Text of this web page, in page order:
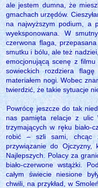
ale jestem dumna, że
gmachach urzędów.
na najwyższym podium, a
wyeksponowana. W
czerwona flaga,
smutku i bólu, ale też
emocjonującą scenę z filmu
sowieckich rozdziera
materiałem nogi. Wobec
twierdzić, że takie sytuacje
Powrócę jeszcze do tak
nas pamięta relacje z ulic
trzymających w ręku biało-
robić – szli sami, chcąc
przywiązanie do Ojczyzny,
Najlepszych. Polacy za
biało-czerwone wstążki.
całym świecie niesione
chwili, na przykład, w